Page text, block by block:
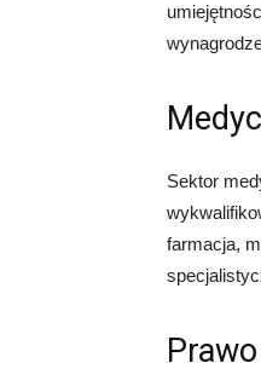
Sektor
farmacja,